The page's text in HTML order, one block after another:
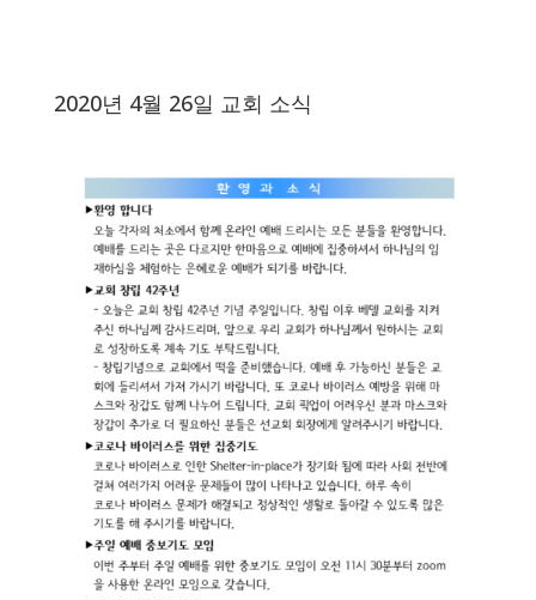
2020년 4월 26일 교회 소식